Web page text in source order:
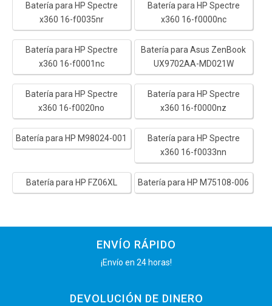
Batería para HP Spectre
x360 16-f0035nr
Batería para HP Spectre
x360 16-f0000nc
Batería para HP Spectre
x360 16-f0001nc
Batería para Asus ZenBook
UX9702AA-MD021W
Batería para HP Spectre
x360 16-f0020no
Batería para HP Spectre
x360 16-f0000nz
Batería para HP M98024-001
Batería para HP Spectre
x360 16-f0033nn
Batería para HP FZ06XL Batería para HP M75108-006
ENVÍO RÁPIDO
¡Envío en 24 horas!
DEVOLUCIÓN DE DINERO